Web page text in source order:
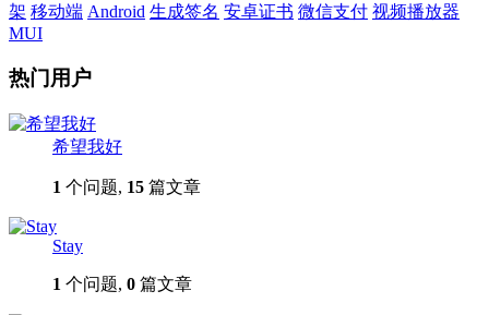
架 移动端 Android 生成签名 安卓证书 微信支付 视频播放器
MUI
热门用户
希望我好
1 个问题, 15 篇文章
Stay
1 个问题, 0 篇文章